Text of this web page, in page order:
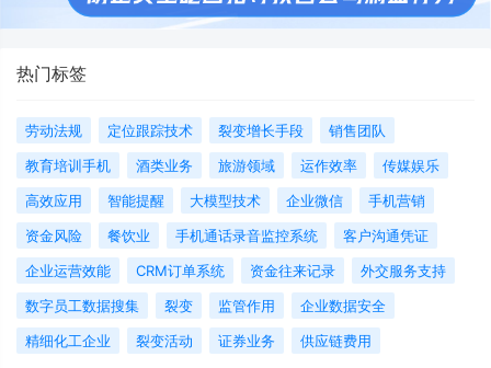
热门标签
劳动法规 定位跟踪技术 裂变增长手段
销售团队
教育培训手机
酒类业务 旅游领域 运作效率
传媒娱乐
高效应用
智能提醒 大模型技术 企业微信
手机营销
资金风险
餐饮业 手机通话录音监控系统
客户沟通凭证
企业运营效能
CRM订单系统 资金往来记录
外交服务支持
数字员工数据搜集
裂变 监管作用
企业数据安全
精细化工企业
裂变活动 证券业务 供应链费用